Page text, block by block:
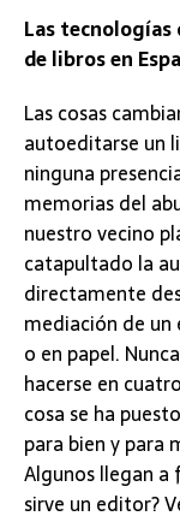
Las
de libros en
Las cosas
autoeditarse un
ninguna
memorias del
nuestro vecino
catapultado la
directamente
mediación de
o en papel.
hacerse en
cosa se ha
para bien y para
Algunos llegan a
sirve un editor?